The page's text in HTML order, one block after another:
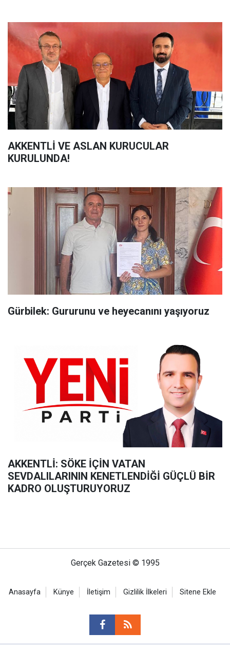
AKKENTLİ VE ASLAN KURUCULAR
KURULUNDA!
Gürbilek: Gururunu ve heyecanını yaşıyoruz
AKKENTLİ: SÖKE İÇİN VATAN
SEVDALILARININ KENETLENDİĞİ GÜÇLÜ BİR
KADRO OLUŞTURUYORUZ
Gerçek Gazetesi © 1995
Anasayfa Künye İletişim Gizlilik İlkeleri Sitene Ekle